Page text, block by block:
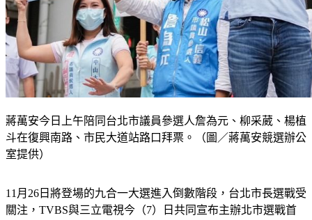
蔣萬安今日上午陪同台北市議員參選人詹為元、柳采葳、楊植
斗在復興南路、市民大道站路口拜票。（圖／蔣萬安競選辦公
室提供）
11月26日將登場的九合一大選進入倒數階段，台北市長選戰受
關注，TVBS與三立電視今（7）日共同宣布主辦北市選戰首